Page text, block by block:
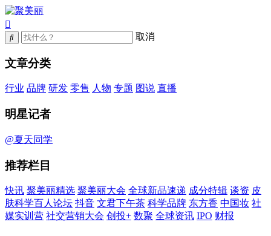
取消
文章分类
行业 品牌 研发 零售 人物 专题 图说 直播
明星记者
@夏天同学
推荐栏目
快讯 聚美丽精选 聚美丽大会 全球新品速递 成分特辑 谈资 皮
肤科学百人论坛 抖音 文君下午茶 科学品牌 东方香 中国妆 社
媒实训营 社交营销大会 创投+ 数聚 全球资讯 IPO 财报